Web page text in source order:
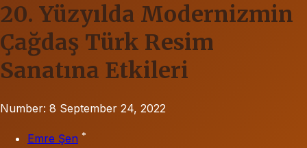
20. Yüzyılda Modernizmin
Çağdaş Türk Resim
Sanatına Etkileri
Number: 8 September 24, 2022
Emre Şen *